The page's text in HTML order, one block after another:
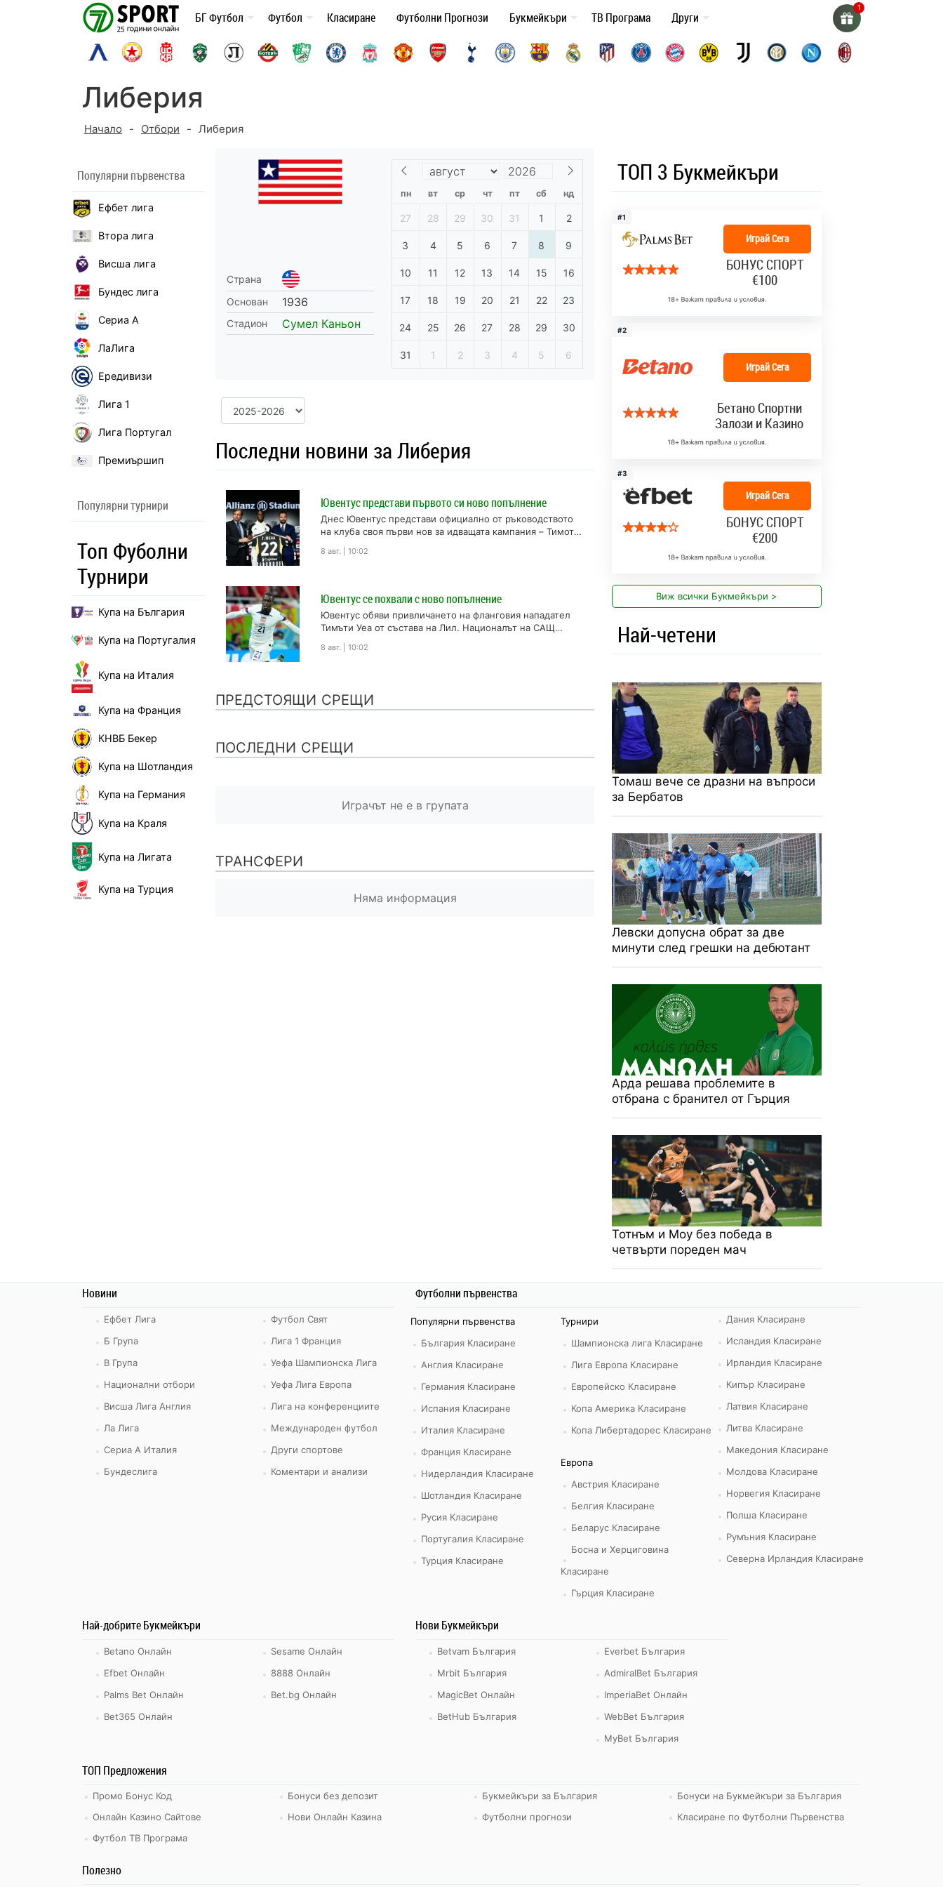
БГ Футбол Футбол Класиране Футболни Прогнози Букмейкъри ТВ Програма Други
Либерия
Начало - Отбори - Либерия
Популярни първенства
Ефбет лига
Втора лига
Висша лига
Бундес лига
Сериа А
ЛаЛига
Ередивизи
Лига 1
Лига Португал
Премиършип
Популярни турнири
Топ Фуболни
Турнири
Купа на България
Купа на Португалия
Купа на Италия
Купа на Франция
КНВБ Бекер
Купа на Шотландия
Купа на Германия
Купа на Краля
Купа на Лигата
Купа на Турция
Страна
Основан
1936
Стадион Сумел Каньон
пн вт ср чт пт сб нд
27 28 29 30 31 1 2
3 4 5 6 7 8 9
10 11 12 13 14 15 16
17 18 19 20 21 22 23
24 25 26 27 28 29 30
31 1 2 3 4 5 6
Последни новини за Либерия
Ювентус представи първото си ново попълнение
Днес Ювентус представи официално от ръководството
на клуба своя първи нов за идващата кампания – Тимоти
Уеа. Синът на една...
8 авг. | 10:02
Ювентус се похвали с ново попълнение
Ювентус обяви привличането на фланговия нападател
Тимъти Уеа от състава на Лил. Националът на САЩ
премина задължителните медицински тестове по-
рано...
8 авг. | 10:02
ПРЕДСТОЯЩИ СРЕЩИ
ПОСЛЕДНИ СРЕЩИ
Играчът не е в групата
ТРАНСФЕРИ
Няма информация
ТОП 3 Букмейкъри
#1
Играй Сега
БОНУС СПОРТ
€100
#2
Играй Сега
Бетано Спортни
Залози и Казино
#3
Играй Сега
БОНУС СПОРТ
€200
Виж всички Букмейкъри >
Най-четени
Томаш вече се дразни на въпроси
за Бербатов
Левски допусна обрат за две
минути след грешки на дебютант
Арда решава проблемите в
отбрана с бранител от Гърция
Тотнъм и Моу без победа в
четвърти пореден мач
Новини
Ефбет Лига
Б Група
В Група
Национални отбори
Висша Лига Англия
Ла Лига
Сериа А Италия
Бундеслига
Футбол Свят
Лига 1 Франция
Уефа Шампионска Лига
Уефа Лига Европа
Лига на конференциите
Международен футбол
Други спортове
Коментари и анализи
Футболни първенства
Популярни първенства
България Класиране
Англия Класиране
Германия Класиране
Испания Класиране
Италия Класиране
Франция Класиране
Нидерландия Класиране
Шотландия Класиране
Русия Класиране
Португалия Класиране
Турция Класиране
Турнири
Шампионска лига Класиране
Лига Европа Класиране
Европейско Класиране
Копа Америка Класиране
Копа Либертадорес Класиране
Европа
Австрия Класиране
Белгия Класиране
Беларус Класиране
Босна и Херциговина
Класиране
Гърция Класиране
Дания Класиране
Исландия Класиране
Ирландия Класиране
Кипър Класиране
Латвия Класиране
Литва Класиране
Македония Класиране
Молдова Класиране
Норвегия Класиране
Полша Класиране
Румъния Класиране
Северна Ирландия Класиране
Най-добрите Букмейкъри
Betano Онлайн
Efbet Онлайн
Palms Bet Онлайн
Bet365 Онлайн
Sesame Онлайн
8888 Онлайн
Bet.bg Онлайн
Нови Букмейкъри
Betvam България
Mrbit България
MagicBet Онлайн
BetHub България
Everbet България
AdmiralBet България
ImperiaBet Онлайн
WebBet България
MyBet България
ТОП Предложения
Промо Бонус Код Бонуси без депозит Букмейкъри за България
Бонуси на Букмейкъри за България
Онлайн Казино Сайтове
Нови Онлайн Казина Футболни прогнози
Класиране по Футболни Първенства
Футбол ТВ Програма
Полезно